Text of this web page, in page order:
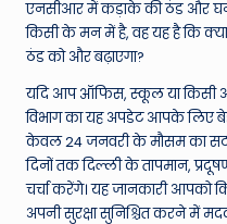
T
h
e
W
o
rl
एनसीआर में कड़ाके की ठंड और घने
किसी के मन में है, वह यह है कि क्या
ठंड को और बढ़ाएगा?
यदि आप ऑफिस, स्कूल या किसी
विभाग का यह अपडेट आपके लिए
केवल 24 जनवरी के मौसम का
दिनों तक दिल्ली के तापमान,
चर्चा करेंगे। यह जानकारी आपको
अपनी सुरक्षा सुनिश्चित करने में